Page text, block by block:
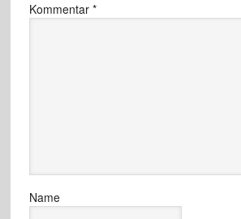
Kommentar *
Name